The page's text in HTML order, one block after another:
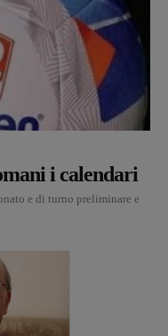
i calendari
e di turno preliminare e